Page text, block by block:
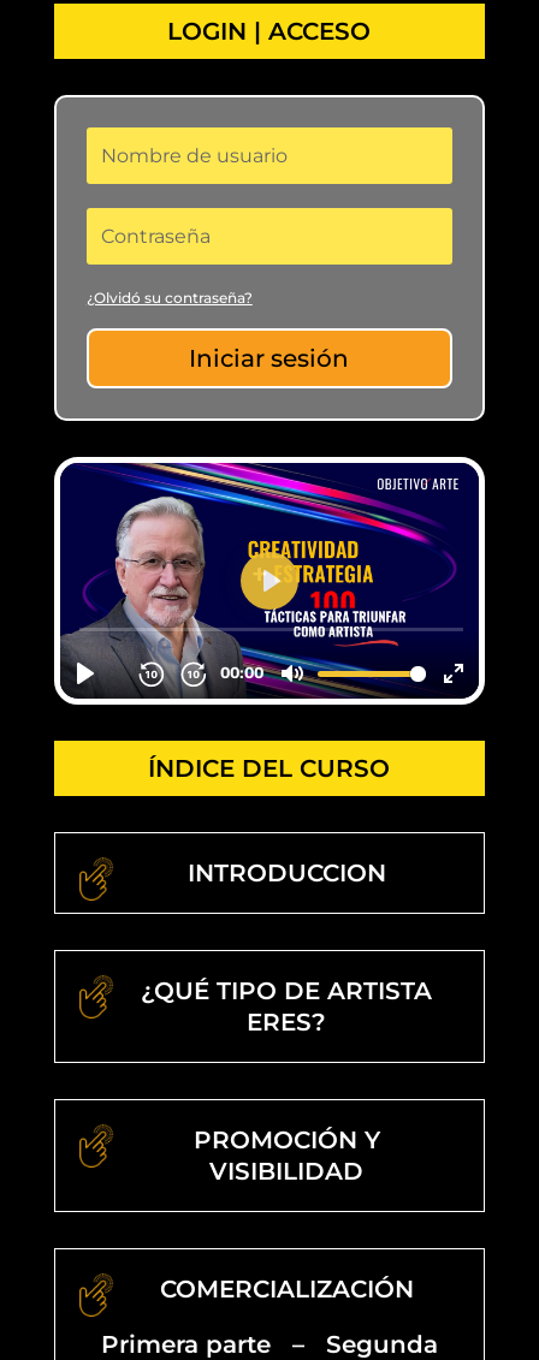
LOGIN | ACCESO
¿Olvidó su contraseña?
Iniciar sesión
ÍNDICE DEL CURSO
INTRODUCCION
¿QUÉ TIPO DE ARTISTA
ERES?
PROMOCIÓN Y
VISIBILIDAD
COMERCIALIZACIÓN
Primera parte
– Segunda